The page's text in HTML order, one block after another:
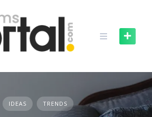
IDEAS TRENDS